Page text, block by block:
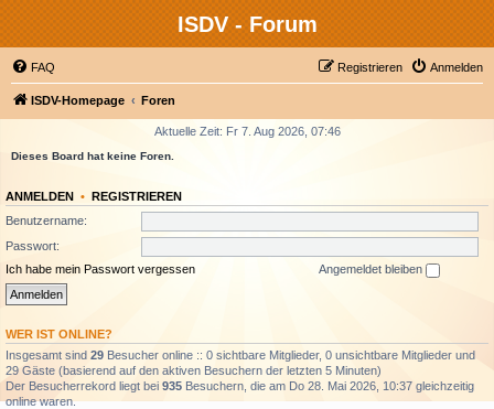
ISDV - Forum
FAQ Anmelden
Registrieren
ISDV-Homepage Foren
Aktuelle Zeit: Fr 7. Aug 2026, 07:46
Dieses Board hat keine Foren.
ANMELDEN • REGISTRIEREN
Benutzername:
Passwort:
Ich habe mein Passwort vergessen
Angemeldet bleiben
WER IST ONLINE?
Insgesamt sind 29 Besucher online :: 0 sichtbare Mitglieder, 0 unsichtbare Mitglieder und
29 Gäste (basierend auf den aktiven Besuchern der letzten 5 Minuten)
Der Besucherrekord liegt bei 935 Besuchern, die am Do 28. Mai 2026, 10:37 gleichzeitig
online waren.